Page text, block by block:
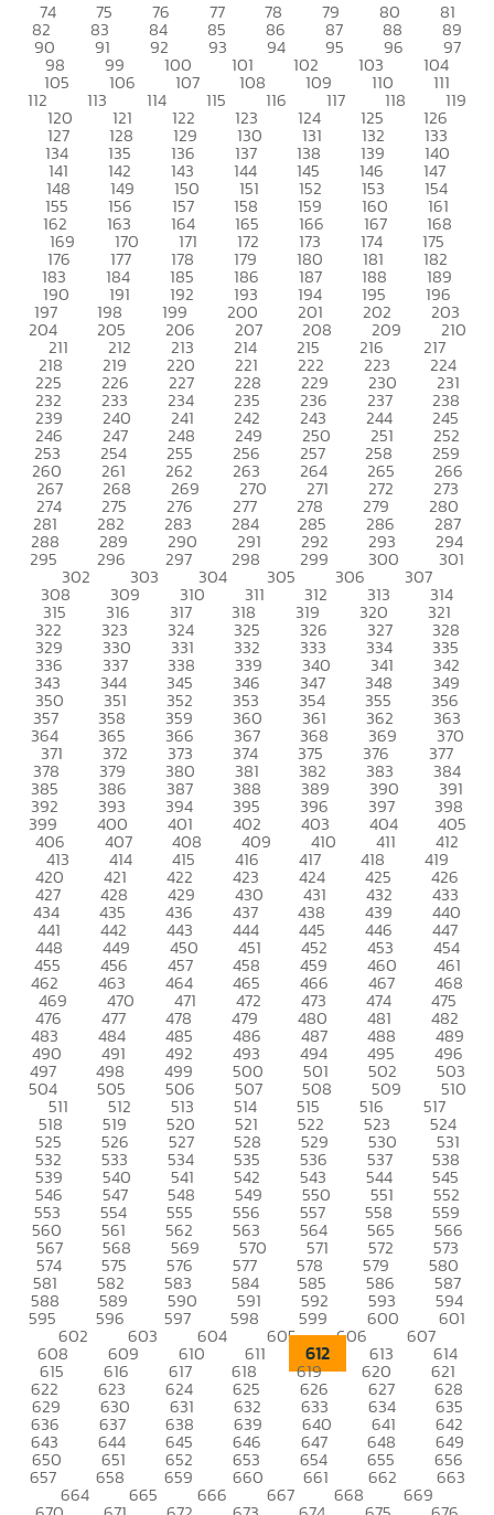
74 75 76 77 78 79 80 81
82 83 84 85 86 87 88 89
90 91 92 93 94 95 96 97
98 99 100 101 102 103 104
105 106 107 108 109 110 111
112 113 114 115 116 117 118 119
120 121 122 123 124 125 126
127 128 129 130 131 132 133
134 135 136 137 138 139 140
141 142 143 144 145 146 147
148 149 150 151 152 153 154
155 156 157 158 159 160 161
162 163 164 165 166 167 168
169 170 171 172 173 174 175
176 177 178 179 180 181 182
183 184 185 186 187 188 189
190 191 192 193 194 195 196
197 198 199 200 201 202 203
204 205 206 207 208 209 210
211 212 213 214 215 216 217
218 219 220 221 222 223 224
225 226 227 228 229 230 231
232 233 234 235 236 237 238
239 240 241 242 243 244 245
246 247 248 249 250 251 252
253 254 255 256 257 258 259
260 261 262 263 264 265 266
267 268 269 270 271 272 273
274 275 276 277 278 279 280
281 282 283 284 285 286 287
288 289 290 291 292 293 294
295 296 297 298 299 300 301
302 303 304 305 306 307
308 309 310 311 312 313 314
315 316 317 318 319 320 321
322 323 324 325 326 327 328
329 330 331 332 333 334 335
336 337 338 339 340 341 342
343 344 345 346 347 348 349
350 351 352 353 354 355 356
357 358 359 360 361 362 363
364 365 366 367 368 369 370
371 372 373 374 375 376 377
378 379 380 381 382 383 384
385 386 387 388 389 390 391
392 393 394 395 396 397 398
399 400 401 402 403 404 405
406 407 408 409 410 411 412
413 414 415 416 417 418 419
420 421 422 423 424 425 426
427 428 429 430 431 432 433
434 435 436 437 438 439 440
441 442 443 444 445 446 447
448 449 450 451 452 453 454
455 456 457 458 459 460 461
462 463 464 465 466 467 468
469 470 471 472 473 474 475
476 477 478 479 480 481 482
483 484 485 486 487 488 489
490 491 492 493 494 495 496
497 498 499 500 501 502 503
504 505 506 507 508 509 510
511 512 513 514 515 516 517
518 519 520 521 522 523 524
525 526 527 528 529 530 531
532 533 534 535 536 537 538
539 540 541 542 543 544 545
546 547 548 549 550 551 552
553 554 555 556 557 558 559
560 561 562 563 564 565 566
567 568 569 570 571 572 573
574 575 576 577 578 579 580
581 582 583 584 585 586 587
588 589 590 591 592 593 594
595 596 597 598 599 600 601
602 603 604 605 606 607
608 609 610 611 612 613 614
615 616 617 618 619 620 621
622 623 624 625 626 627 628
629 630 631 632 633 634 635
636 637 638 639 640 641 642
643 644 645 646 647 648 649
650 651 652 653 654 655 656
657 658 659 660 661 662 663
664 665 666 667 668 669